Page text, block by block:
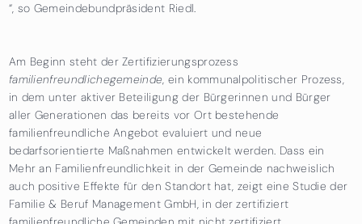
“, so Gemeindebundpräsident Riedl.
Am Beginn steht der Zertifizierungsprozess
familienfreundlichegemeinde, ein kommunalpolitischer Prozess,
in dem unter aktiver Beteiligung der Bürgerinnen und Bürger
aller Generationen das bereits vor Ort bestehende
familienfreundliche Angebot evaluiert und neue
bedarfsorientierte Maßnahmen entwickelt werden. Dass ein
Mehr an Familienfreundlichkeit in der Gemeinde nachweislich
auch positive Effekte für den Standort hat, zeigt eine Studie der
Familie & Beruf Management GmbH, in der zertifiziert